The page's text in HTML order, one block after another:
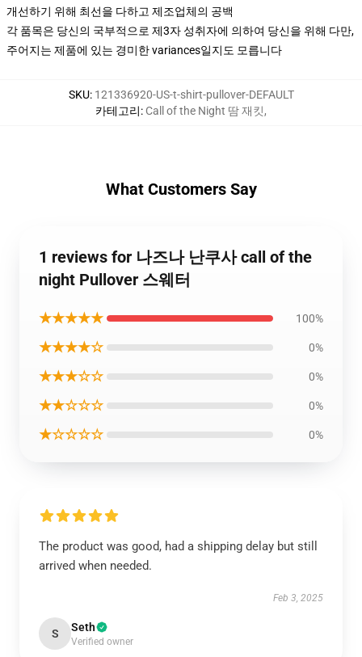
개선하기 위해 최선을 다하고 제조업체의 공백
각 품목은 당신의 국부적으로 제3자 성취자에 의하여 당신을 위해 다만,
주어지는 제품에 있는 경미한 variances일지도 모릅니다
SKU: 121336920-US-t-shirt-pullover-DEFAULT
카테고리: Call of the Night 땀 재킷,
What Customers Say
1 reviews for 나즈나 난쿠사 call of the
night Pullover 스웨터
★★★★★ 100%
★★★★☆ 0%
★★★☆☆ 0%
★★☆☆☆ 0%
★☆☆☆☆ 0%
The product was good, had a shipping delay but still
arrived when needed.
Feb 3, 2025
S Seth
Verified owner